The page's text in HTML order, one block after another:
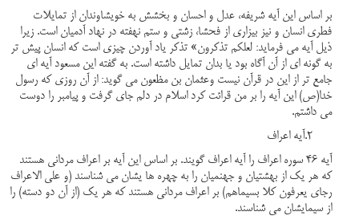
بر اساس این آیه شریفه، عدل و احسان و بخشش به خویشاوندان از تمایلات
فطری انسان و نیز بیزاری از فحشا، زشتی و ستم نهفته در نهاد آدمیان است. زیرا
ذیل آیه می فرماید: لعلکم تذکرون» تذکر یاد آوردن چیزی است که انسان پیش تر
به گونه ای از آن آگاه بود یا بدان تمایل داشته است. به گفته این مسعود آیه ای
جامع تر از این در قرآن نیست وعثمان بن مظعون می گوید: از آن روزی که رسول
خدا(ص) این آیه را بر من قرائت کرد اسلام در دلم جای گرفت و پیامبر را دوست
می داشتم.
2.آیه اعراف
آیه 46 سوره اعراف را آیه اعراف گویند. بر اساس این آیه بر اعراف مردانی هستند
که هر یک از بهشتیان و جهنمیان را به چهره ها یشان می شناسند (و علی الاعراف
رجای یعرفون کلا بسیماهم) بر اعراف مردانی هستند که هر یک (از آن دو دسته) را
از سیمایشان می شناسند.